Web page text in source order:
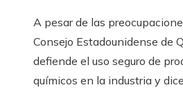
A pesar de las
Consejo Estadounidense de
defiende el uso seguro de
químicos en la industria y